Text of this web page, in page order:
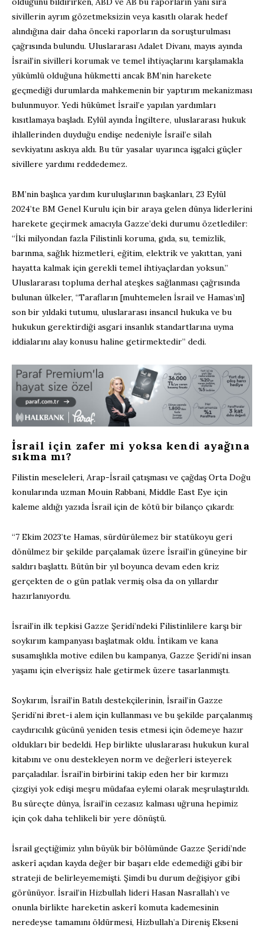
sivillerin ayrım gözetmeksizin veya kasıtlı olarak hedef
alındığına dair daha önceki raporların da soruşturulması
çağrısında bulundu. Uluslararası Adalet Divanı, mayıs ayında
İsrail’in sivilleri korumak ve temel ihtiyaçlarını karşılamakla
yükümlü olduğuna hükmetti ancak BM’nin harekete
geçmediği durumlarda mahkemenin bir yaptırım mekanizması
bulunmuyor. Yedi hükümet İsrail’e yapılan yardımları
kısıtlamaya başladı. Eylül ayında İngiltere, uluslararası hukuk
ihlallerinden duyduğu endişe nedeniyle İsrail’e silah
sevkiyatını askıya aldı. Bu tür yasalar uyarınca işgalci güçler
sivillere yardımı reddedemez.
BM’nin başlıca yardım kuruluşlarının başkanları, 23 Eylül
2024’te BM Genel Kurulu için bir araya gelen dünya liderlerini
harekete geçirmek amacıyla Gazze’deki durumu özetlediler:
“İki milyondan fazla Filistinli koruma, gıda, su, temizlik,
barınma, sağlık hizmetleri, eğitim, elektrik ve yakıttan, yani
hayatta kalmak için gerekli temel ihtiyaçlardan yoksun.”
Uluslararası topluma derhal ateşkes sağlanması çağrısında
bulunan ülkeler, “Tarafların [muhtemelen İsrail ve Hamas’ın]
son bir yıldaki tutumu, uluslararası insancıl hukuka ve bu
hukukun gerektirdiği asgari insanlık standartlarına uyma
iddialarını alay konusu haline getirmektedir” dedi.
İsrail için zafer mi yoksa kendi ayağına
sıkma mı?
Filistin meseleleri, Arap-İsrail çatışması ve çağdaş Orta Doğu
konularında uzman Mouin Rabbani, Middle East Eye için
kaleme aldığı yazıda İsrail için de kötü bir bilanço çıkardı:
“7 Ekim 2023’te Hamas, sürdürülemez bir statükoyu geri
dönülmez bir şekilde parçalamak üzere İsrail’in güneyine bir
saldırı başlattı. Bütün bir yıl boyunca devam eden kriz
gerçekten de o gün patlak vermiş olsa da on yıllardır
hazırlanıyordu.
İsrail’in ilk tepkisi Gazze Şeridi’ndeki Filistinlilere karşı bir
soykırım kampanyası başlatmak oldu. İntikam ve kana
susamışlıkla motive edilen bu kampanya, Gazze Şeridi’ni insan
yaşamı için elverişsiz hale getirmek üzere tasarlanmıştı.
Soykırım, İsrail’in Batılı destekçilerinin, İsrail’in Gazze
Şeridi’ni ibret-i alem için kullanması ve bu şekilde parçalanmış
caydırıcılık gücünü yeniden tesis etmesi için ödemeye hazır
oldukları bir bedeldi. Hep birlikte uluslararası hukukun kural
kitabını ve onu destekleyen norm ve değerleri isteyerek
parçaladılar. İsrail’in birbirini takip eden her bir kırmızı
çizgiyi yok edişi meşru müdafaa eylemi olarak meşrulaştırıldı.
Bu süreçte dünya, İsrail’in cezasız kalması uğruna hepimiz
için çok daha tehlikeli bir yere dönüştü.
İsrail geçtiğimiz yılın büyük bir bölümünde Gazze Şeridi’nde
askerî açıdan kayda değer bir başarı elde edemediği gibi bir
strateji de belirleyememişti. Şimdi bu durum değişiyor gibi
görünüyor. İsrail’in Hizbullah lideri Hasan Nasrallah’ı ve
onunla birlikte hareketin askerî komuta kademesinin
neredeyse tamamını öldürmesi, Hizbullah’a Direniş Ekseni